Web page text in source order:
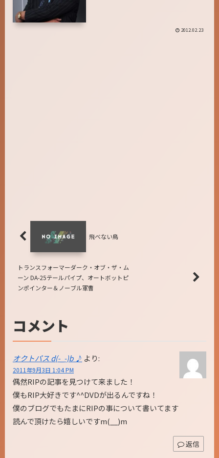
2012.02.23
飛べない鳥
トランスフォーマーダーク・オブ・ザ・ム
ーン DA-25テールパイプ、オートボットピ
ンポインター＆ノーブル軍曹
コメント
オクトパス d(-_-)b ♪ より:
2011年9月3日 1:04 PM
偶然RIPの記事を見つけて来ました！
僕もRIP大好きです^^DVDが出るんですね！
僕のブログでもたまにRIPの事について書いてます
読んで頂けたら嬉しいですm(__)m
返信